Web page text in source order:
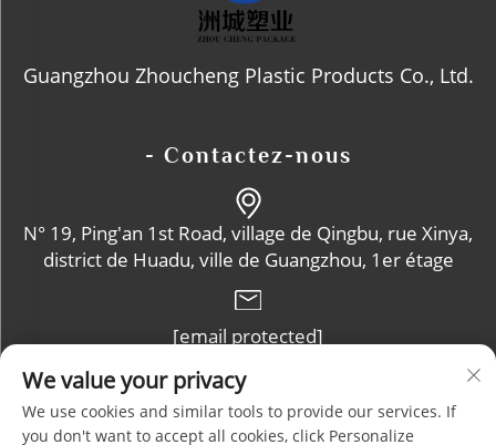
Guangzhou Zhoucheng Plastic Products Co., Ltd.
- Contactez-nous
N° 19, Ping'an 1st Road, village de Qingbu, rue Xinya,
district de Huadu, ville de Guangzhou, 1er étage
[email protected]
+86-13632102114
We value your privacy
We use cookies and similar tools to provide our services. If
you don't want to accept all cookies, click Personalize